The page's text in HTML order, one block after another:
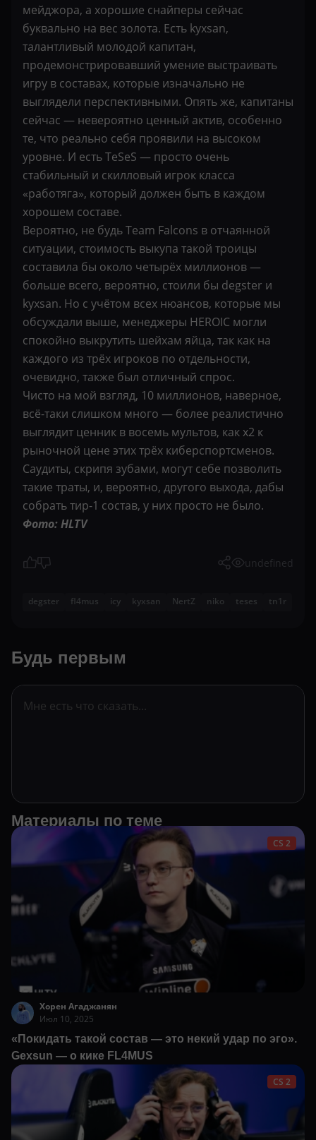
мейджора, а хорошие снайперы сейчас
буквально на вес золота. Есть kyxsan,
талантливый молодой капитан,
продемонстрировавший умение выстраивать
игру в составах, которые изначально не
выглядели перспективными. Опять же, капитаны
сейчас — невероятно ценный актив, особенно
те, что реально себя проявили на высоком
уровне. И есть TeSeS — просто очень
стабильный и скилловый игрок класса
«работяга», который должен быть в каждом
хорошем составе.
Вероятно, не будь Team Falcons в отчаянной
ситуации, стоимость выкупа такой троицы
составила бы около четырёх миллионов —
больше всего, вероятно, стоили бы degster и
kyxsan. Но с учётом всех нюансов, которые мы
обсуждали выше, менеджеры HEROIC могли
спокойно выкрутить шейхам яйца, так как на
каждого из трёх игроков по отдельности,
очевидно, также был отличный спрос.
Чисто на мой взгляд, 10 миллионов, наверное,
всё-таки слишком много — более реалистично
выглядит ценник в восемь мультов, как x2 к
рыночной цене этих трёх киберспортсменов.
Саудиты, скрипя зубами, могут себе позволить
такие траты, и, вероятно, другого выхода, дабы
собрать тир-1 состав, у них просто не было.
Фото: HLTV
undefined
degster fl4mus icy kyxsan NertZ niko teses tn1r
Будь первым
Материалы по теме
CS 2
Хорен Агаджанян
Июл 10, 2025
«Покидать такой состав — это некий удар по эго».
Gexsun — о кике FL4MUS
CS 2